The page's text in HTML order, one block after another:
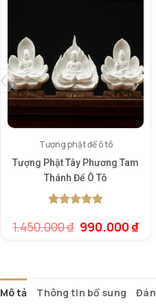
Tượng phật để ô tô
Tượng Phật Tây Phương Tam
Thánh Để Ô Tô
dựa trên
1.450.000₫ Giá
990.000₫Giá
Mô tả Thông tin bổ sung